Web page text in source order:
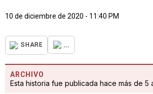
10 de diciembre de 2020 - 11:40 PM
SHARE ...
ARCHIVO
Esta historia fue publicada hace más de 5